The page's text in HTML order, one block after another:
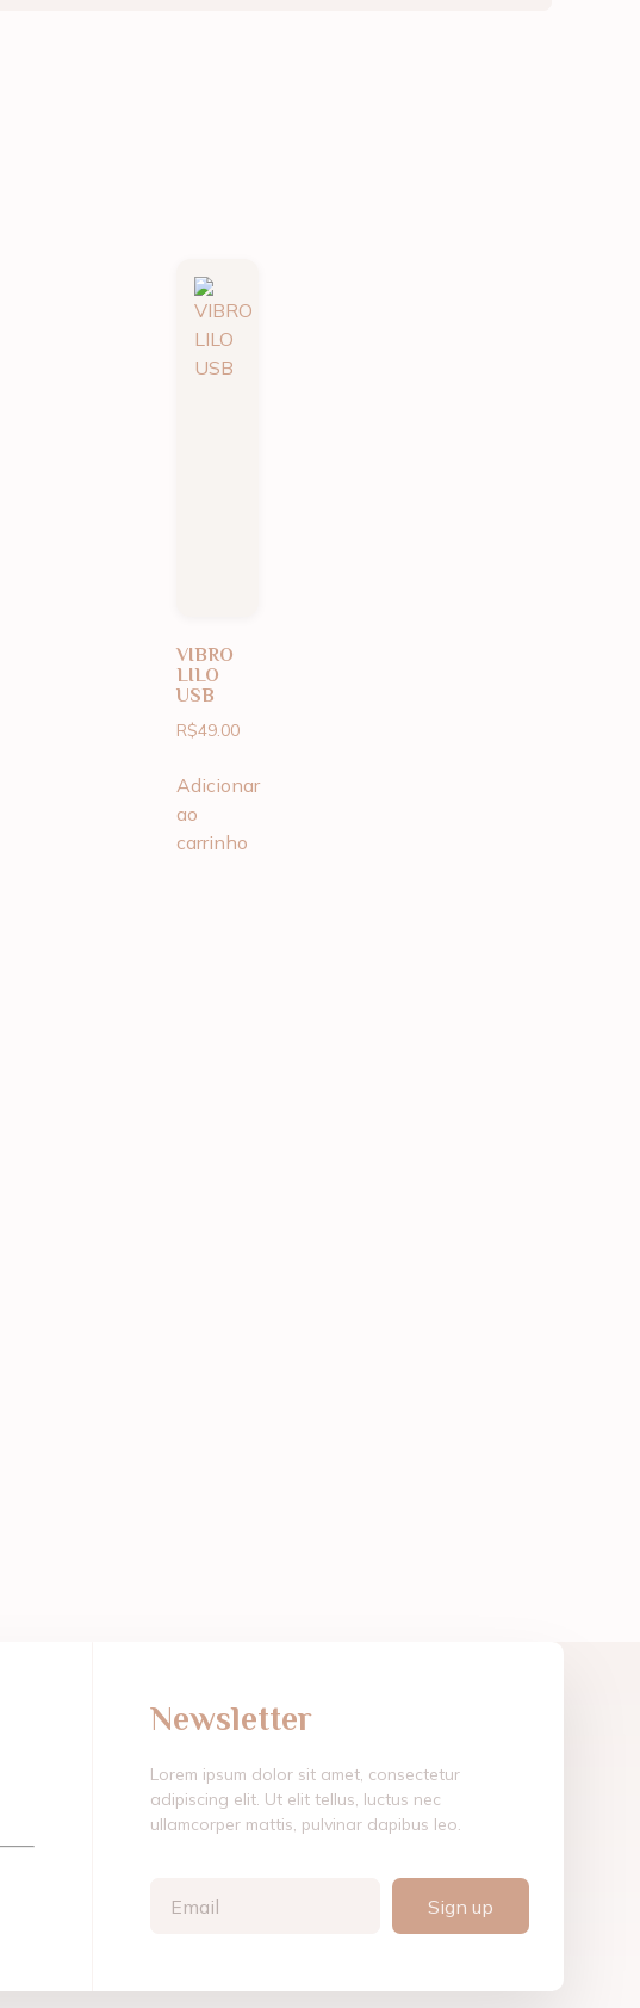
VIBRO
LILO
USB
R$49.00
Adicionar
ao
carrinho
Newsletter
Lorem ipsum dolor sit amet, consectetur
adipiscing elit. Ut elit tellus, luctus nec
ullamcorper mattis, pulvinar dapibus leo.
Sign up